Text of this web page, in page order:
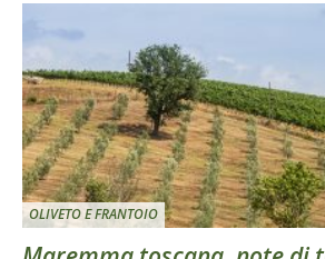
OLIVETO E FRANTOIO